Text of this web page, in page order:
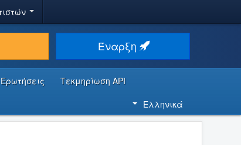
Έναρξη
Τεκμηρίωση API
Ελληνικά